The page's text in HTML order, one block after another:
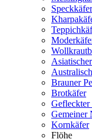
Speckkäfer
Brauner
Brotkäfer
Gefleckter
Gemeiner
Kornkäfer
Flöhe